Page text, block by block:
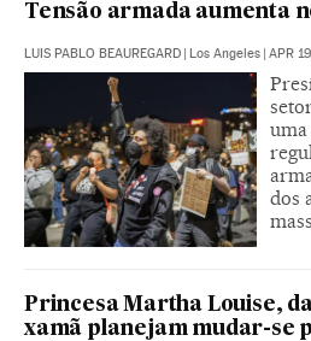
Tensão armada aumenta
LUIS PABLO BEAUREGARD | Los Angeles | APR
uma
dos
Princesa Martha Louise,
xamã planejam mudar-se